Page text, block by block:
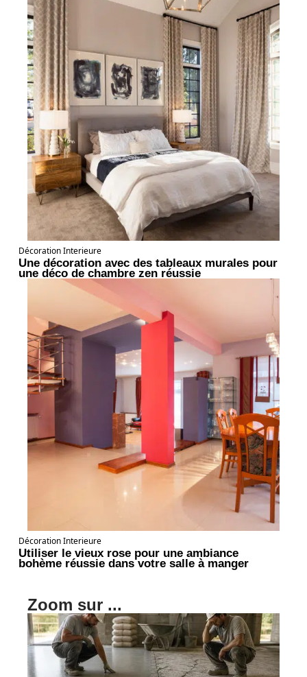
Décoration Interieure
Une décoration avec des tableaux murales pour
une déco de chambre zen réussie
Décoration Interieure
Utiliser le vieux rose pour une ambiance
bohème réussie dans votre salle à manger
Zoom sur ...